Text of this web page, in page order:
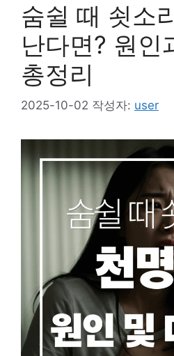
숨쉴 때 쇳소
난다면? 원인
총정리
2025-10-02 작성자: user